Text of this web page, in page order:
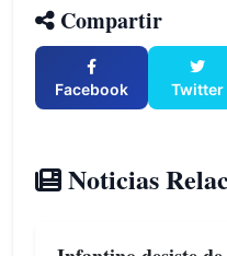
Compartir
Facebook Twitter
Noticias